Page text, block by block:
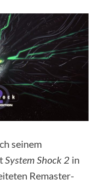
seinem
System Shock 2 in
Remaster-